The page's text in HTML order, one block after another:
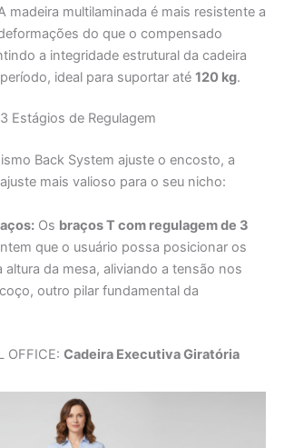
madeira multilaminada é mais resistente a
do que o compensado
a integridade estrutural da cadeira
ideal para suportar até 120 kg.
Estágios de Regulagem
Back System ajuste o encosto, a
mais valioso para o seu nicho:
Os braços T com regulagem de 3
que o usuário possa posicionar os
altura da mesa, aliviando a tensão nos
outro pilar fundamental da
OFFICE: Cadeira Executiva Giratória